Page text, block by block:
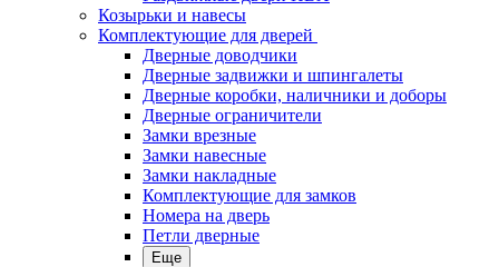
Козырьки и навесы
Комплектующие для дверей
Дверные доводчики
Дверные задвижки и шпингалеты
Дверные коробки, наличники и доборы
Дверные ограничители
Замки врезные
Замки навесные
Замки накладные
Комплектующие для замков
Номера на дверь
Петли дверные
Еще